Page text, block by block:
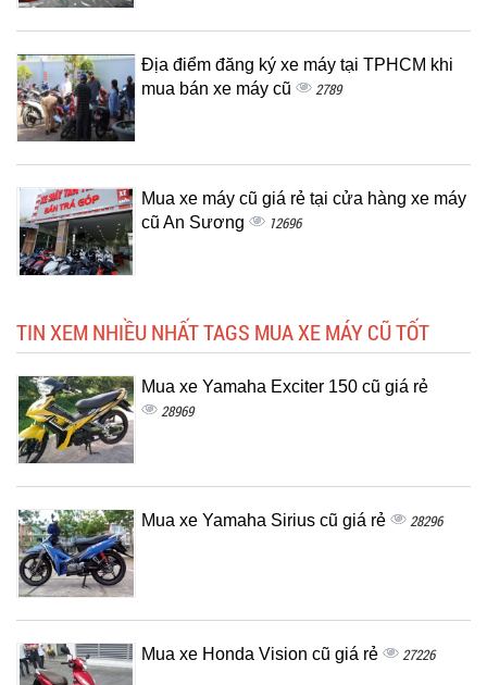
Địa điểm đăng ký xe máy tại TPHCM khi
mua bán xe máy cũ
2789
Mua xe máy cũ giá rẻ tại cửa hàng xe máy
cũ An Sương
12696
TIN XEM NHIỀU NHẤT TAGS MUA XE MÁY CŨ TỐT
Mua xe Yamaha Exciter 150 cũ giá rẻ
28969
Mua xe Yamaha Sirius cũ giá rẻ 28296
Mua xe Honda Vision cũ giá rẻ 27226